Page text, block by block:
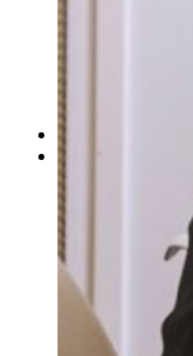
Μέτρα
ΕΞΟΠΛΙΣΜΟΣ
ΔΙΚΤΥΟ
Πειραιάς
Ιωάννινα
Τρίκαλα